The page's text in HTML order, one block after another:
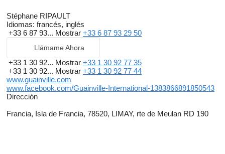
Stéphane RIPAULT
Idiomas: francés, inglés
+33 6 87 93... Mostrar +33 6 87 93 29 50
Llámame Ahora
+33 1 30 92... Mostrar +33 1 30 92 77 35
+33 1 30 92... Mostrar +33 1 30 92 77 44
www.guainville.com
www.facebook.com/Guainville-International-1383866891850543
Dirección
Francia, Isla de Francia, 78520, LIMAY, rte de Meulan RD 190